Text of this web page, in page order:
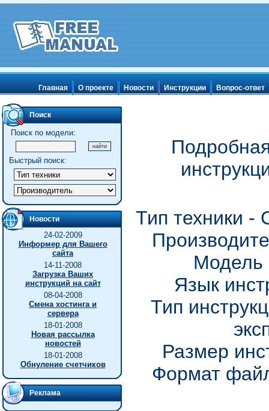
Главная О проекте Новости Инструкции Вопрос-ответ
Поиск
Поиск по модели:
Быстрый поиск:
Новости
24-02-2009
Информер для Вашего
сайта
14-11-2008
Загрузка Ваших
инструкций на сайт
08-04-2008
Смена хостинга и
сервера
18-01-2008
Новая рассылка
новостей
18-01-2008
Обнуление счетчиков
Реклама
Тип техники
Модель
Язык
Тип
Размер
Формат